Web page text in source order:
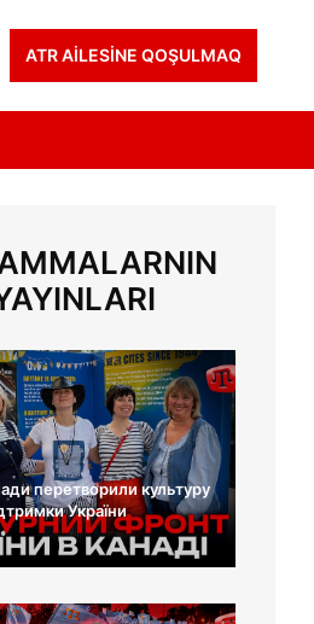
ATR AİLESİNE QOŞULMAQ
перетворили культуру
України